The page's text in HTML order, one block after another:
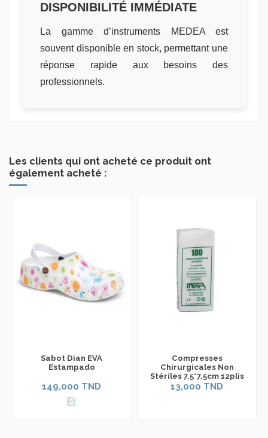
DISPONIBILITÉ IMMÉDIATE
La gamme d’instruments MEDEA est
souvent disponible en stock, permettant une
réponse rapide aux besoins des
professionnels.
Les clients qui ont acheté ce produit ont
également acheté :
Sabot Dian EVA
Estampado
149,000 TND
Compresses
Chirurgicales Non
Stériles 7.5*7.5cm 12plis
13,000 TND